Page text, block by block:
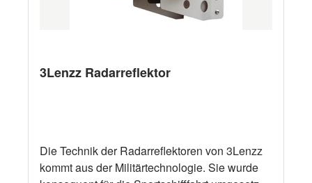
3Lenzz Radarreflektor
Die Technik der Radarreflektoren von 3Lenzz
kommt aus der Militärtechnologie. Sie wurde